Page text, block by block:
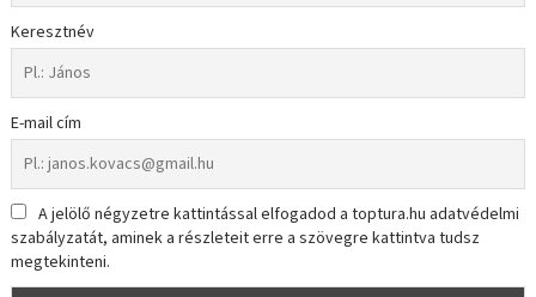
Keresztnév
E-mail cím
A jelölő négyzetre kattintással elfogadod a toptura.hu adatvédelmi
szabályzatát, aminek a részleteit erre a szövegre kattintva tudsz
megtekinteni.